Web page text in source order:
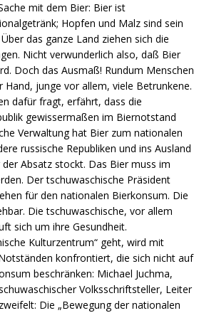
mit dem Bier: Bier ist
Hopfen und Malz sind sein
das ganze Land ziehen sich die
Nicht verwunderlich also, daß Bier
Doch das Ausmaß! Rundum Menschen
Hand, junge vor allem, viele Betrunkene.
dafür fragt, erfährt, dass die
gewissermaßen im Biernotstand
Verwaltung hat Bier zum nationalen
russische Republiken und ins Ausland
Absatz stockt. Das Bier muss im
Der tschuwaschische Präsident
für den nationalen Bierkonsum. Die
Die tschuwaschische, vor allem
sich um ihre Gesundheit.
Kulturzentrum“ geht, wird mit
konfrontiert, die sich nicht auf
beschränken: Michael Juchma,
Volksschriftsteller, Leiter
Die „Bewegung der nationalen